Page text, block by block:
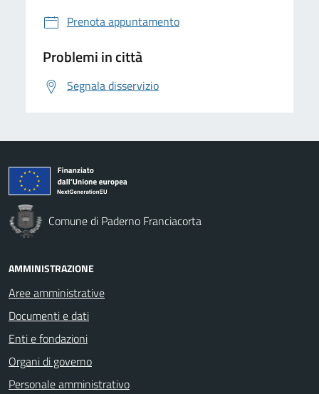
Prenota appuntamento
Problemi in città
Segnala disservizio
Comune di Paderno Franciacorta
AMMINISTRAZIONE
Aree amministrative
Documenti e dati
Enti e fondazioni
Organi di governo
Personale amministrativo